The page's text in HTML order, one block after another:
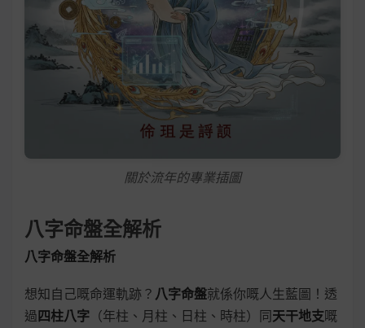
關於流年的專業插圖
八字命盤全解析
八字命盤全解析
想知自己嘅命運軌跡？ 八字命盤就係你嘅人生藍圖！透
過 四柱八字 （年柱、月柱、日柱、時柱）同天干地支嘅